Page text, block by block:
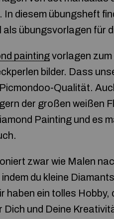
In diesem übungsheft
als übungsvorlagen für
paintingvorlagen
bilder. Dass
Qualität.
der großen weißen
Painting und es
zwar wie Malen
du kleine
haben ein tolles
Dich und Deine